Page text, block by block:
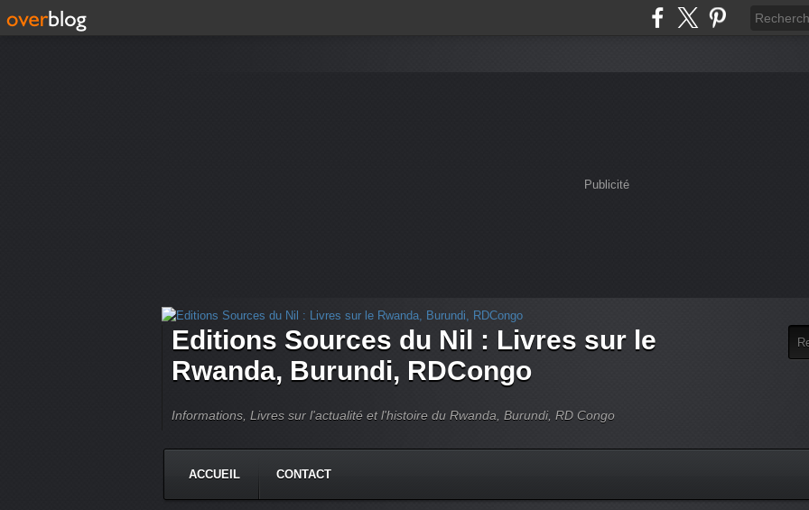
Publicité
Editions Sources du Nil : Livres sur le
Rwanda, Burundi, RDCongo
Informations, Livres sur l'actualité et l'histoire du Rwanda, Burundi, RD Congo
ACCUEIL CONTACT